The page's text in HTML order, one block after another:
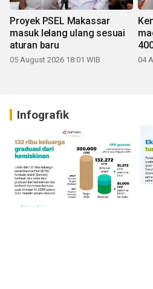
Proyek PSEL Makassar
masuk lelang ulang sesuai
aturan baru
05 August 2026 18:01 WIB 04
Infografik